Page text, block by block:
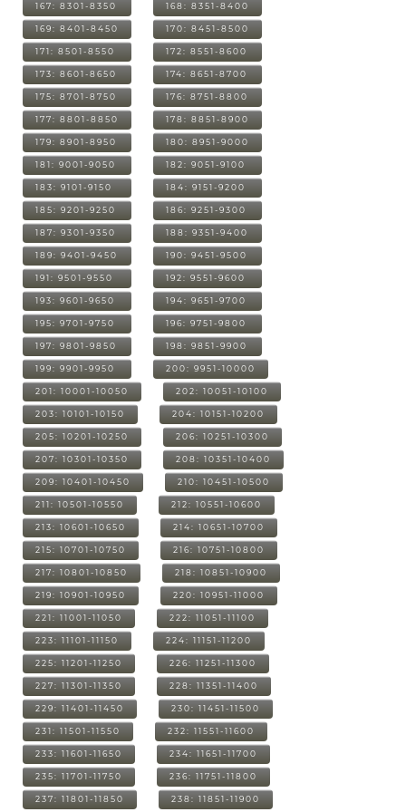
167: 8301-8350 168: 8351-8400
169: 8401-8450 170: 8451-8500
171: 8501-8550 172: 8551-8600
173: 8601-8650 174: 8651-8700
175: 8701-8750 176: 8751-8800
177: 8801-8850 178: 8851-8900
179: 8901-8950 180: 8951-9000
181: 9001-9050 182: 9051-9100
183: 9101-9150 184: 9151-9200
185: 9201-9250 186: 9251-9300
187: 9301-9350 188: 9351-9400
189: 9401-9450 190: 9451-9500
191: 9501-9550 192: 9551-9600
193: 9601-9650 194: 9651-9700
195: 9701-9750 196: 9751-9800
197: 9801-9850 198: 9851-9900
199: 9901-9950 200: 9951-10000
201: 10001-10050 202: 10051-10100
203: 10101-10150 204: 10151-10200
205: 10201-10250 206: 10251-10300
207: 10301-10350 208: 10351-10400
209: 10401-10450 210: 10451-10500
211: 10501-10550 212: 10551-10600
213: 10601-10650 214: 10651-10700
215: 10701-10750 216: 10751-10800
217: 10801-10850 218: 10851-10900
219: 10901-10950 220: 10951-11000
221: 11001-11050 222: 11051-11100
223: 11101-11150 224: 11151-11200
225: 11201-11250 226: 11251-11300
227: 11301-11350 228: 11351-11400
229: 11401-11450 230: 11451-11500
231: 11501-11550 232: 11551-11600
233: 11601-11650 234: 11651-11700
235: 11701-11750 236: 11751-11800
237: 11801-11850 238: 11851-11900